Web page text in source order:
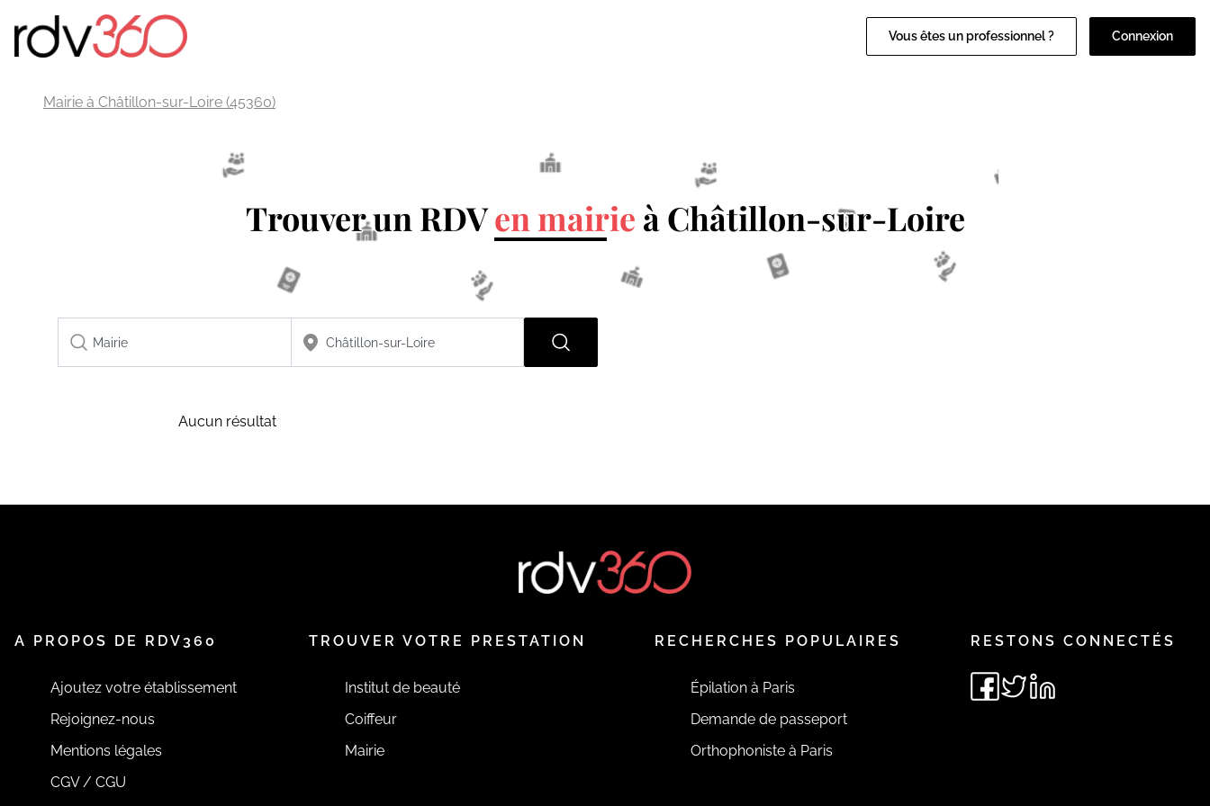
Vous êtes un professionnel ? Connexion
Mairie à Châtillon-sur-Loire (45360)
Trouver un RDVen mairie à Châtillon-sur-Loire
Aucun résultat
A PROPOS DE RDV360
Ajoutez votre établissement
Rejoignez-nous
Mentions légales
CGV / CGU
TROUVER VOTRE PRESTATION
Institut de beauté
Coiffeur
Mairie
RECHERCHES POPULAIRES
Épilation à Paris
Demande de passeport
Orthophoniste à Paris
RESTONS CONNECTÉS